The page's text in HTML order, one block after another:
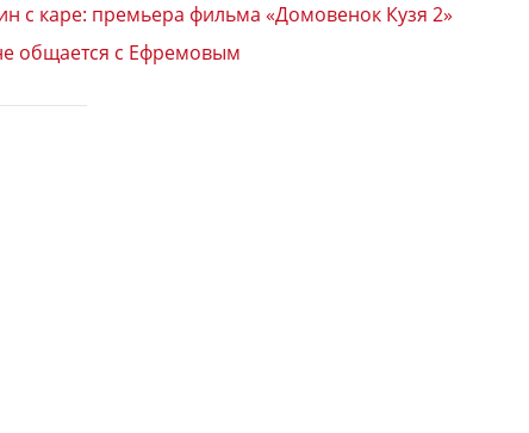
с каре: премьера фильма «Домовенок Кузя 2»
общается с Ефремовым